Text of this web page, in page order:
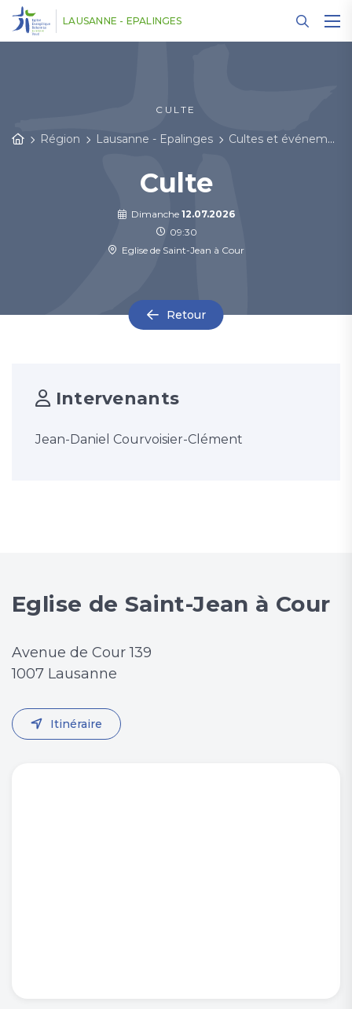
LAUSANNE - EPALINGES
CULTE
Région Lausanne - Epalinges Cultes et événements
Culte
Dimanche 12.07.2026
09:30
Eglise de Saint-Jean à Cour
Retour
Intervenants
Jean-Daniel Courvoisier-Clément
Eglise de Saint-Jean à Cour
Avenue de Cour 139
1007 Lausanne
Itinéraire
Panneau de gestion des cookies